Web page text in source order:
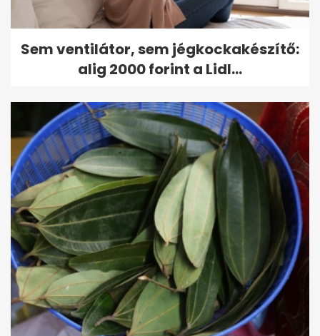
Sem ventilátor, sem jégkockakészítő:
alig 2000 forint a Lidl...